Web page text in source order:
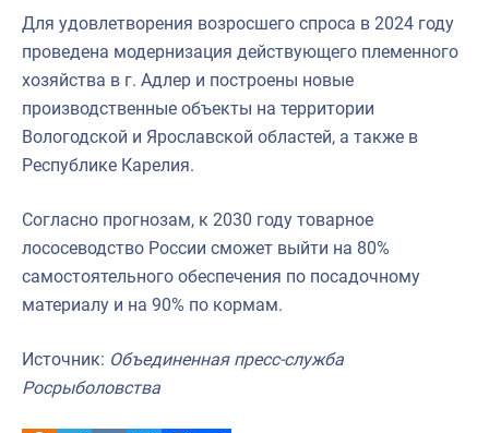
Для удовлетворения возросшего спроса в 2024 году
проведена модернизация действующего племенного
хозяйства в г. Адлер и построены новые
производственные объекты на территории
Вологодской и Ярославской областей, а также в
Республике Карелия.
Согласно прогнозам, к 2030 году товарное
лососеводство России сможет выйти на 80%
самостоятельного обеспечения по посадочному
материалу и на 90% по кормам.
Источник: Объединенная пресс-служба
Росрыболовства